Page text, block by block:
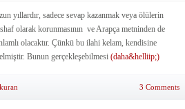
yıllardır, sadece sevap kazanmak veya ölülerin
olarak korunmasının ve Arapça metninden de
olacaktır. Çünkü bu ilahi kelam, kendisine
Bunun gerçekleşebilmesi (daha&helliip;)
3 Comments